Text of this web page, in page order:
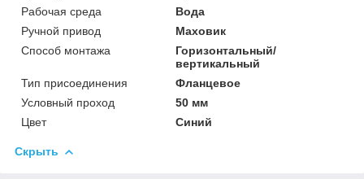
Рабочая среда
Вода
Ручной привод
Маховик
Способ монтажа
Горизонтальный/
вертикальный
Тип присоединения
Фланцевое
Условный проход
50 мм
Цвет
Синий
Скрыть